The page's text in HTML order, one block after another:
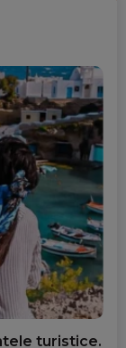
turistice.